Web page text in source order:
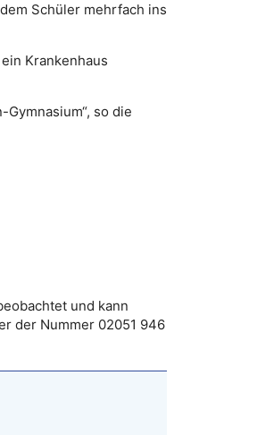
Schüler mehrfach ins
Krankenhaus
so die
und kann
der Nummer 02051 946